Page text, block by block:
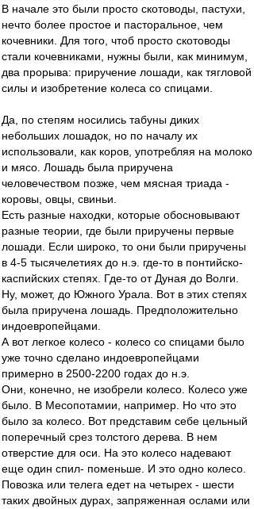
В начале это были просто скотоводы, пастухи,
нечто более простое и пасторальное, чем
кочевники. Для того, чтоб просто скотоводы
стали кочевниками, нужны были, как минимум,
два прорыва: приручение лошади, как тягловой
силы и изобретение колеса со спицами.
Да, по степям носились табуны диких
небольших лошадок, но по началу их
использовали, как коров, употребляя на молоко
и мясо. Лошадь была приручена
человечеством позже, чем мясная триада -
коровы, овцы, свиньи.
Есть разные находки, которые обосновывают
разные теории, где были приручены первые
лошади. Если широко, то они были приручены
в 4-5 тысячелетиях до н.э. где-то в понтийско-
каспийских степях. Где-то от Дуная до Волги.
Ну, может, до Южного Урала. Вот в этих степях
была приручена лошадь. Предположительно
индоевропейцами.
А вот легкое колесо - колесо со спицами было
уже точно сделано индоевропейцами
примерно в 2500-2200 годах до н.э.
Они, конечно, не изобрели колесо. Колесо уже
было. В Месопотамии, например. Но что это
было за колесо. Вот представим себе цельный
поперечный срез толстого дерева. В нем
отверстие для оси. На это колесо надевают
еще один спил- поменьше. И это одно колесо.
Повозка или телега едет на четырех - шести
таких двойных дурах, запряженная ослами или